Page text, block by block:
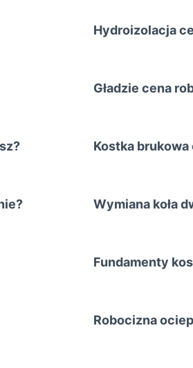
Hydroizolacja
Gładzie cena
Kostka
Wymiana koła
Fundamenty
Robocizna